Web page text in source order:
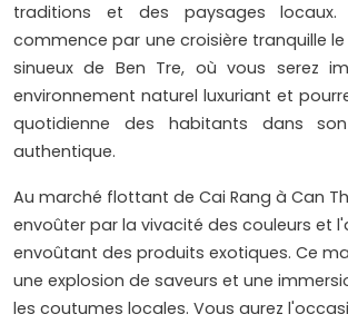
traditions et des paysages locaux.
commence par une croisière tranquille
sinueux de Ben Tre, où vous serez
environnement naturel luxuriant et
quotidienne des habitants dans
authentique.
Au marché flottant de Cai Rang à Can
envoûter par la vivacité des couleurs et
envoûtant des produits exotiques. Ce
une explosion de saveurs et une
les coutumes locales. Vous aurez